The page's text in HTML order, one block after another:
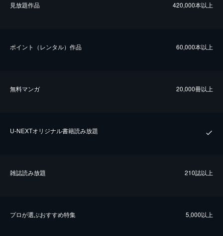
⾒放題作品 420,000本以上
ポイント（レンタル）作品 60,000本以上
無料マンガ 20,000冊以上
U-NEXTオリジナル書籍読み放題
雑誌読み放題 210誌以上
プロが選ぶおすすめ特集 5,000以上